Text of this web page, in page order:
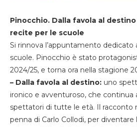
Pinocchio. Dalla favola al
recite per le scuole
Si rinnova l’appuntamento dedicato
scuole. Pinocchio è stato
2024/25, e torna ora nella stagione
– Dalla favola al destino: uno
ironico e avventuroso, che continua
spettatori di tutte le età. Il racconto
penna di Carlo Collodi, per diventare